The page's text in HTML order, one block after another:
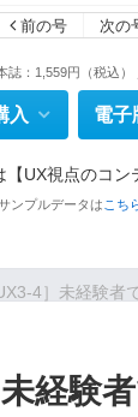
前の号 次の
誌：1,559円（税込）
入 電子
UX視点のコン
ンプルデータは こち
4］未経験者で
未経験